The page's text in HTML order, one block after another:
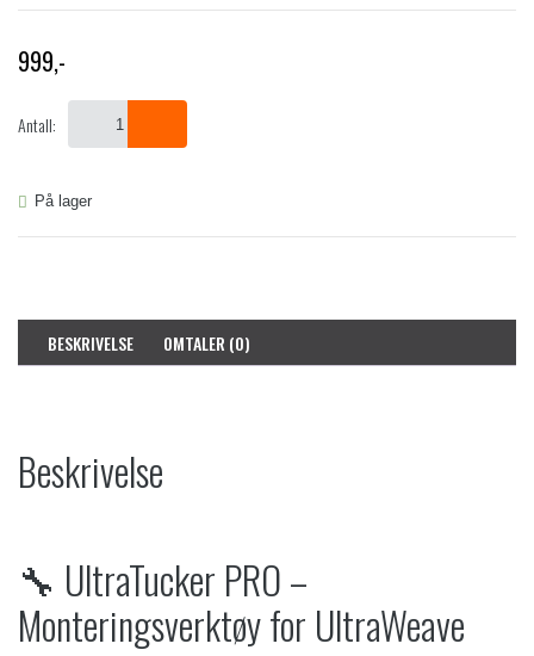
999,-
Antall:
På lager
BESKRIVELSE OMTALER (0)
Beskrivelse
🔧 UltraTucker PRO –
Monteringsverktøy for UltraWeave